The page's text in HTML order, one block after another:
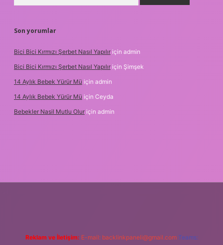
Son yorumlar
Bici Bici Kırmızı Şerbet Nasıl Yapılır için admin
Bici Bici Kırmızı Şerbet Nasıl Yapılır için Şimşek
14 Aylık Bebek Yürür Mü için admin
14 Aylık Bebek Yürür Mü için Ceyda
Bebekler Nasil Mutlu Olur için admin
Reklam ve İletişim: E-mail: backlinkpaneli@gmail.com Teams: